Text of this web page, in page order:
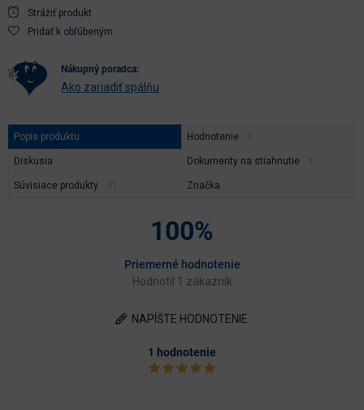
Strážiť produkt
Pridať k obľúbeným
nákupný poradca:
Ako zariadiť spálňu
Popis produktu Hodnotenie
Diskusia Dokumenty na stiahnutie
Súvisiace produkty Značka
100%
Priemerné hodnotenie
Hodnotil 1 zákazník
NAPÍŠTE HODNOTENIE
1 hodnotenie